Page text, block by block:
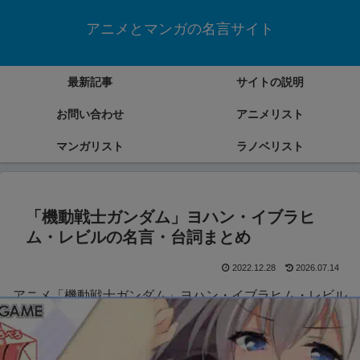
アニメとマンガの名言サイト
最新記事 サイトの説明
お問い合わせ アニメリスト
マンガリスト ラノベリスト
「機動戦士ガンダム」ヨハン・イブラヒ
ム・レビルの名言・台詞まとめ
2022.12.28 2026.07.14
アニメ「機動戦士ガンダム」ヨハン・イブラヒム・レビル
(THE ORIGIN含む)の名言・台詞をまとめていきます。